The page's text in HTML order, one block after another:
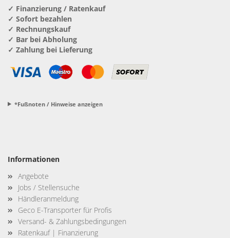
✓ Finanzierung / Ratenkauf
✓ Sofort bezahlen
✓ Rechnungskauf
✓ Bar bei Abholung
✓ Zahlung bei Lieferung
*Fußnoten / Hinweise anzeigen
Informationen
Angebote
Jobs / Stellensuche
Händleranmeldung
Geco E-Transporter für Profis
Versand- & Zahlungsbedingungen
Ratenkauf | Finanzierung